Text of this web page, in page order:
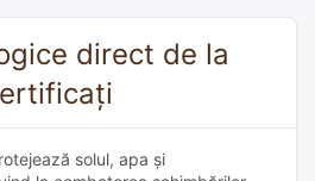
direct de la
solul, apa și